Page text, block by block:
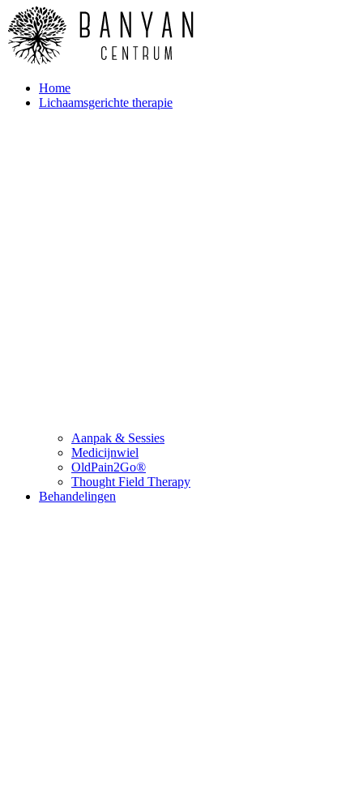
Home
Lichaamsgerichte therapie
Aanpak & Sessies
Medicijnwiel
OldPain2Go®
Thought Field Therapy
Behandelingen